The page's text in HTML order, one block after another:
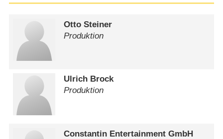
Otto Steiner
Produktion
Ulrich Brock
Produktion
Constantin Entertainment GmbH